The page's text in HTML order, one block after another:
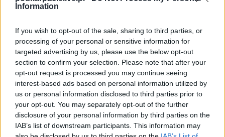
Information
If you wish to opt-out of the sale, sharing to third parties, or
processing of your personal or sensitive information for
targeted advertising by us, please use the below opt-out
section to confirm your selection. Please note that after your
opt-out request is processed you may continue seeing
interest-based ads based on personal information utilized by
us or personal information disclosed to third parties prior to
your opt-out. You may separately opt-out of the further
disclosure of your personal information by third parties on the
IAB’s list of downstream participants. This information may
CZYTAJ TAKŻE